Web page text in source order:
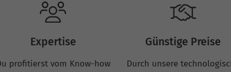
Expertise
profitierst vom Know-how
Günstige Preise
Durch unsere